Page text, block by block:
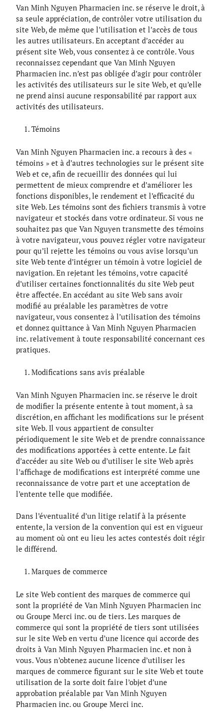
Van Minh Nguyen Pharmacien inc. se réserve le droit, à
sa seule appréciation, de contrôler votre utilisation du
site Web, de même que l’utilisation et l’accès de tous
les autres utilisateurs. En acceptant d’accéder au
présent site Web, vous consentez à ce contrôle. Vous
reconnaissez cependant que Van Minh Nguyen
Pharmacien inc. n’est pas obligée d’agir pour contrôler
les activités des utilisateurs sur le site Web, et qu’elle
ne prend ainsi aucune responsabilité par rapport aux
activités des utilisateurs.
Témoins
Van Minh Nguyen Pharmacien inc. a recours à des «
témoins » et à d’autres technologies sur le présent site
Web et ce, afin de recueillir des données qui lui
permettent de mieux comprendre et d’améliorer les
fonctions disponibles, le rendement et l’efficacité du
site Web. Les témoins sont des fichiers transmis à votre
navigateur et stockés dans votre ordinateur. Si vous ne
souhaitez pas que Van Nguyen transmette des témoins
à votre navigateur, vous pouvez régler votre navigateur
pour qu’il rejette les témoins ou vous avise lorsqu’un
site Web tente d’intégrer un témoin à votre logiciel de
navigation. En rejetant les témoins, votre capacité
d’utiliser certaines fonctionnalités du site Web peut
être affectée. En accédant au site Web sans avoir
modifié au préalable les paramètres de votre
navigateur, vous consentez à l’utilisation des témoins
et donnez quittance à Van Minh Nguyen Pharmacien
inc. relativement à toute responsabilité concernant ces
pratiques.
Modifications sans avis préalable
Van Minh Nguyen Pharmacien inc. se réserve le droit
de modifier la présente entente à tout moment, à sa
discrétion, en affichant les modifications sur le présent
site Web. Il vous appartient de consulter
périodiquement le site Web et de prendre connaissance
des modifications apportées à cette entente. Le fait
d’accéder au site Web ou d’utiliser le site Web après
l’affichage de modifications est interprété comme une
reconnaissance de votre part et une acceptation de
l’entente telle que modifiée.
Dans l’éventualité d’un litige relatif à la présente
entente, la version de la convention qui est en vigueur
au moment où ont eu lieu les actes contestés doit régir
le différend.
Marques de commerce
Le site Web contient des marques de commerce qui
sont la propriété de Van Minh Nguyen Pharmacien inc
ou Groupe Merci inc. ou de tiers. Les marques de
commerce qui sont la propriété de tiers sont utilisées
sur le site Web en vertu d’une licence qui accorde des
droits à Van Minh Nguyen Pharmacien inc. et non à
vous. Vous n’obtenez aucune licence d’utiliser les
marques de commerce figurant sur le site Web et toute
utilisation de la sorte doit faire l’objet d’une
approbation préalable par Van Minh Nguyen
Pharmacien inc. ou Groupe Merci inc.